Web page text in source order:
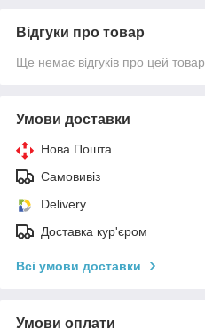
Відгуки про товар
Ще немає відгуків про цей товар
Умови доставки
Нова Пошта
Самовивіз
Delivery
Доставка кур'єром
Всі умови доставки
Умови оплати